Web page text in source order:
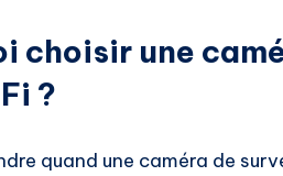
choisir une
?
quand une caméra de